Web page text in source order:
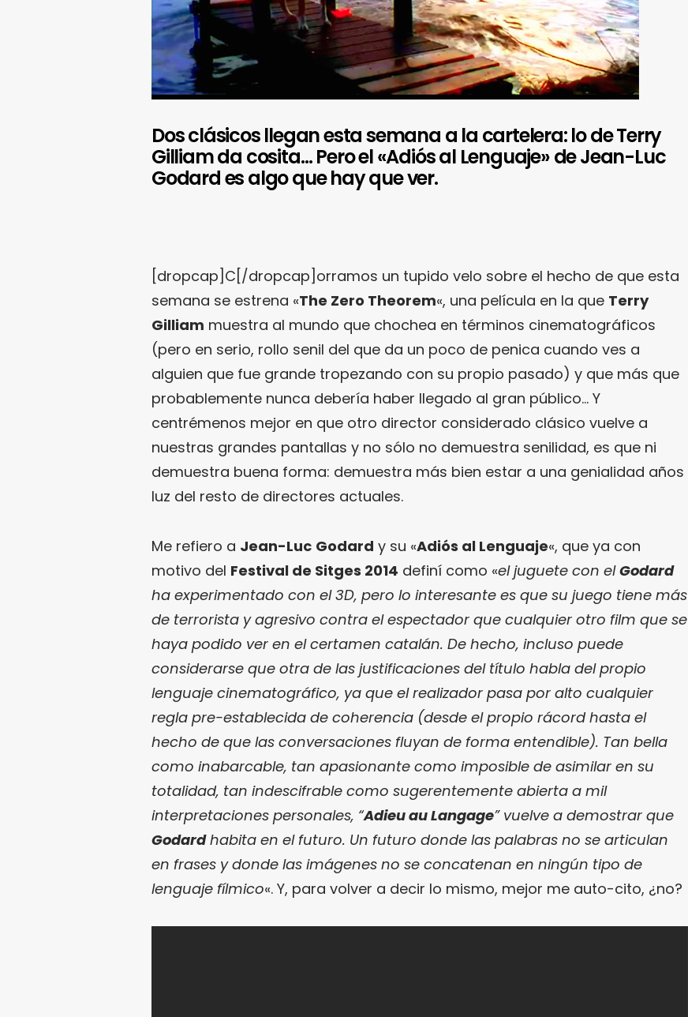
Dos clásicos llegan esta semana a la cartelera: lo de Terry
Gilliam da cosita… Pero el «Adiós al Lenguaje» de Jean-Luc
Godard es algo que hay que ver.
[dropcap]C[/dropcap]orramos un tupido velo sobre el hecho de que esta
semana se estrena «The Zero Theorem«, una película en la que Terry
Gilliam muestra al mundo que chochea en términos cinematográficos
(pero en serio, rollo senil del que da un poco de penica cuando ves a
alguien que fue grande tropezando con su propio pasado) y que más que
probablemente nunca debería haber llegado al gran público… Y
centrémenos mejor en que otro director considerado clásico vuelve a
nuestras grandes pantallas y no sólo no demuestra senilidad, es que ni
demuestra buena forma: demuestra más bien estar a una genialidad años
luz del resto de directores actuales.
Me refiero a Jean-Luc Godard y su «Adiós al Lenguaje«, que ya con
motivo del Festival de Sitges 2014 definí como «el juguete con elGodard
ha experimentado con el 3D, pero lo interesante es que su juego tiene más
de terrorista y agresivo contra el espectador que cualquier otro film que se
haya podido ver en el certamen catalán. De hecho, incluso puede
considerarse que otra de las justificaciones del título habla del propio
lenguaje cinematográfico, ya que el realizador pasa por alto cualquier
regla pre-establecida de coherencia (desde el propio rácord hasta el
hecho de que las conversaciones fluyan de forma entendible). Tan bella
como inabarcable, tan apasionante como imposible de asimilar en su
totalidad, tan indescifrable como sugerentemente abierta a mil
interpretaciones personales, “Adieu au Langage” vuelve a demostrar que
Godardhabita en el futuro. Un futuro donde las palabras no se articulan
en frases y donde las imágenes no se concatenan en ningún tipo de
lenguaje fílmico«. Y, para volver a decir lo mismo, mejor me auto-cito, ¿no?